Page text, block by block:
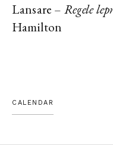
Lansare – Regele
Hamilton
CALENDAR